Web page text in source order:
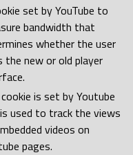
set by YouTube to
bandwidth that
whether the user
the new or old player
cookie is set by Youtube
used to track the views
videos on
pages.